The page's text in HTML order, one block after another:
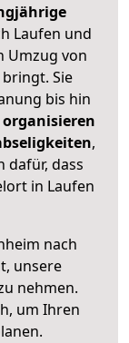
Laufen und
Umzug von
Sie
bis hin
organisieren
,
dafür, dass
in Laufen
nach
unsere
nehmen.
um Ihren